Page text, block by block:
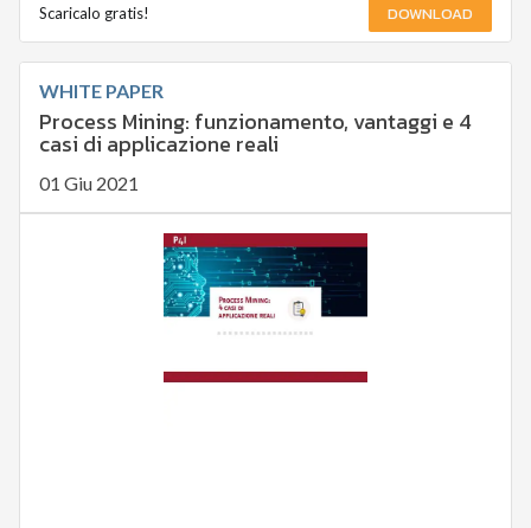
Scaricalo gratis! DOWNLOAD
WHITE PAPER
Process Mining: funzionamento, vantaggi e 4
casi di applicazione reali
01 Giu 2021